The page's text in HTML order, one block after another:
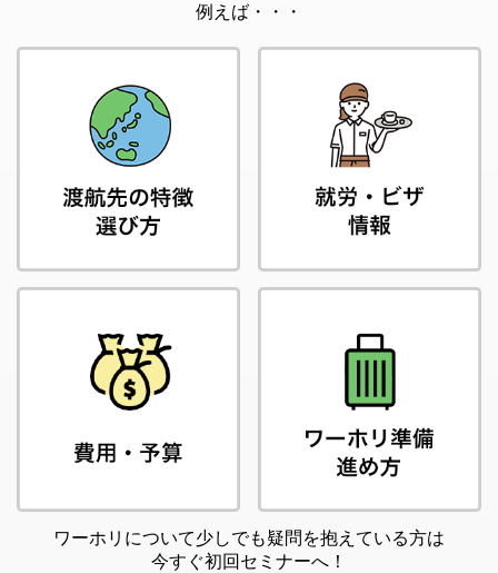
例えば・・・
ワーホリについて少しでも疑問を抱えている方は
今すぐ初回セミナーへ！